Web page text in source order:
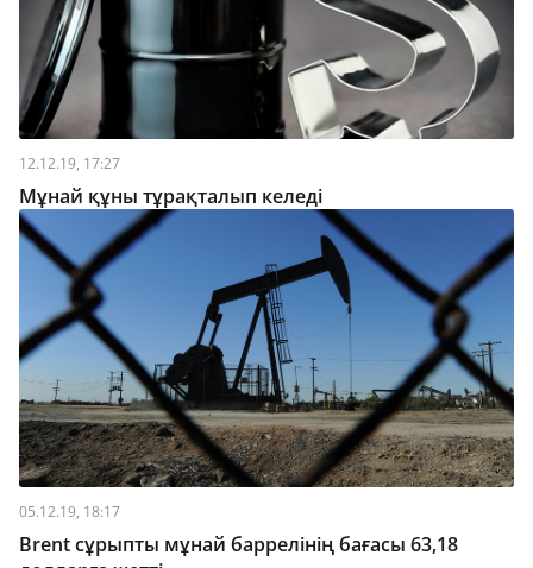
12.12.19, 17:27
Мұнай құны тұрақталып келеді
05.12.19, 18:17
Brent сұрыпты мұнай баррелінің бағасы 63,18